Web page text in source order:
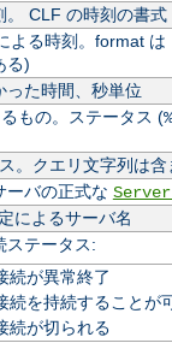
。 CLF の時刻の書
よる時刻。format は
る)
った時間、秒単位
もの。ステータス (
。クエリ文字列は含
ーバの正式な
によるサーバ名
ステータス:
続が異常終了
続を持続することが
続が切られる